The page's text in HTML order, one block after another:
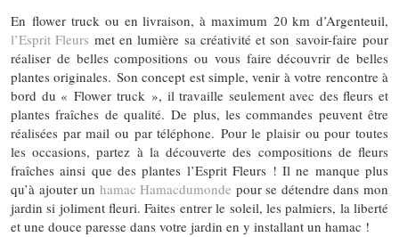
En flower truck ou en livraison, à maximum 20 km d’Argenteuil,
l’Esprit Fleurs met en lumière sa créativité et son savoir-faire pour
réaliser de belles compositions ou vous faire découvrir de belles
plantes originales. Son concept est simple, venir à votre rencontre à
bord du « Flower truck », il travaille seulement avec des fleurs et
plantes fraîches de qualité. De plus, les commandes peuvent être
réalisées par mail ou par téléphone. Pour le plaisir ou pour toutes
les occasions, partez à la découverte des compositions de fleurs
fraîches ainsi que des plantes l’Esprit Fleurs ! Il ne manque plus
qu’à ajouter un hamac Hamacdumonde pour se détendre dans mon
jardin si joliment fleuri. Faites entrer le soleil, les palmiers, la liberté
et une douce paresse dans votre jardin en y installant un hamac !